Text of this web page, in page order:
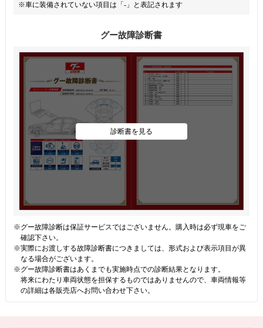
※車に装備されていない項目は「-」と表記されます
グー故障診断書
診断書を見る
※グー故障診断は保証サービスではございません。購入時は必ず現車をご
確認下さい。
※実際にお渡しする故障診断書につきましては、形式および表示項目が異
なる場合がございます。
※グー故障診断書はあくまでも実施時点での診断結果となります。
将来にわたり車両状態を担保するものではありませんので、車両情報等
の詳細は各販売店へお問い合わせ下さい。